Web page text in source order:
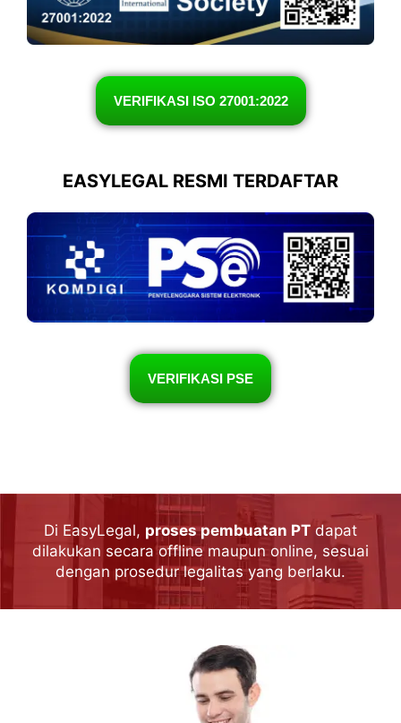
VERIFIKASI ISO 27001:2022
EASYLEGAL RESMI TERDAFTAR
VERIFIKASI PSE
Di EasyLegal, proses pembuatan PT dapat
dilakukan secara offline maupun online, sesuai
dengan prosedur legalitas yang berlaku.